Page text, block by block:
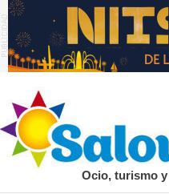
Ocio, turismo